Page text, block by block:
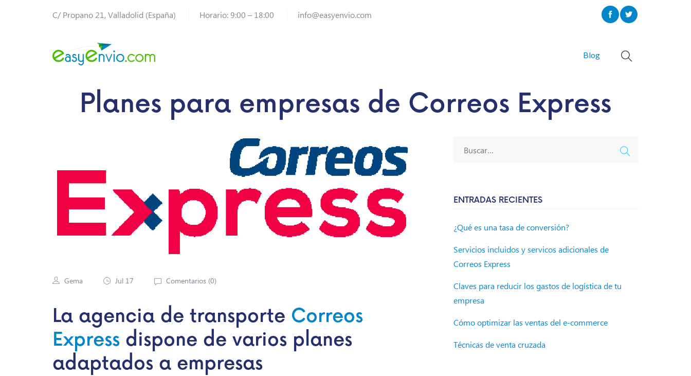
C/ Propano 21, Valladolid (España) Horario: 9:00 – 18:00 info@easyenvio.com
Blog
Planes para empresas de Correos Express
Gema Jul 17 Comentarios (0)
La agencia de transporte Correos
Express dispone de varios planes
adaptados a empresas
ENTRADAS RECIENTES
¿Qué es una tasa de conversión?
Servicios incluidos y servicos adicionales de
Correos Express
Claves para reducir los gastos de logística de tu
empresa
Cómo optimizar las ventas del e-commerce
Técnicas de venta cruzada